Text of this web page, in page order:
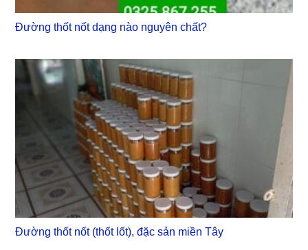
Đường thốt nốt dạng nào nguyên chất?
Đường thốt nốt (thốt lốt), đặc sản miền Tây